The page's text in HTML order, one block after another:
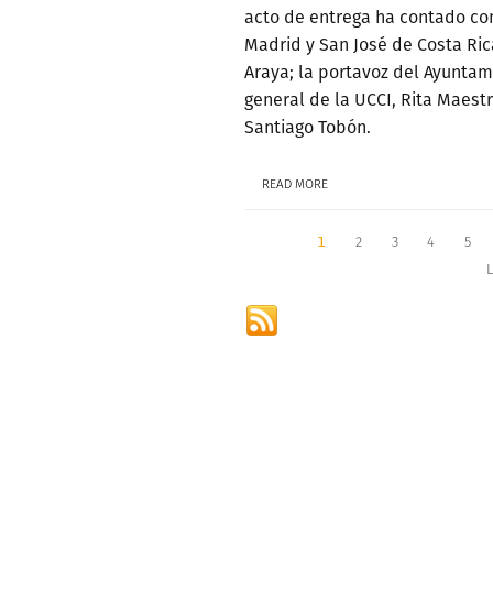
acto de entrega ha contado
Madrid y San José de Costa
Araya; la portavoz del
general de la UCCI, Rita
Santiago Tobón.
READ MORE
1 2 3 4
5